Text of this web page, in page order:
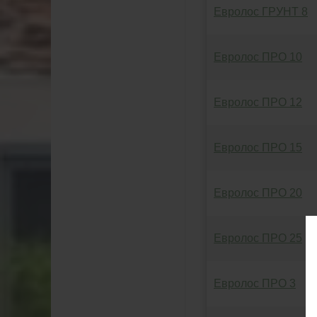
Евролос ГРУНТ 8
Евролос ПРО 10
Евролос ПРО 12
Евролос ПРО 15
Евролос ПРО 20
Евролос ПРО 25
Евролос ПРО 3